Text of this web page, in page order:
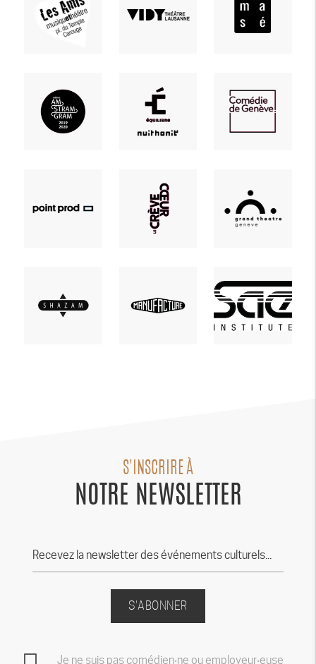
S'INSCRIRE À
NOTRE NEWSLETTER
S'ABONNER
Je ne suis pas comédien‧ne ou employeur‧euse